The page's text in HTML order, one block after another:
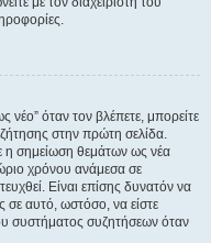
όταν τον βλέπετε, μπορείτε
στην πρώτη σελίδα.
η σημείωση θεμάτων ως νέα
χρόνου ανάμεσα σε
Είναι επίσης δυνατόν να
αυτό, ωστόσο, να είστε
συστήματος συζητήσεων όταν